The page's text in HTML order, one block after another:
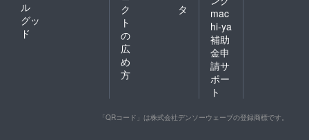
ル
グッ
ド
ク
ト
の
広
め
方
タ
mac
hi-ya
補助
金申
請サ
ポー
ト
「QRコード」は株式会社デンソーウェーブの登録商標です。